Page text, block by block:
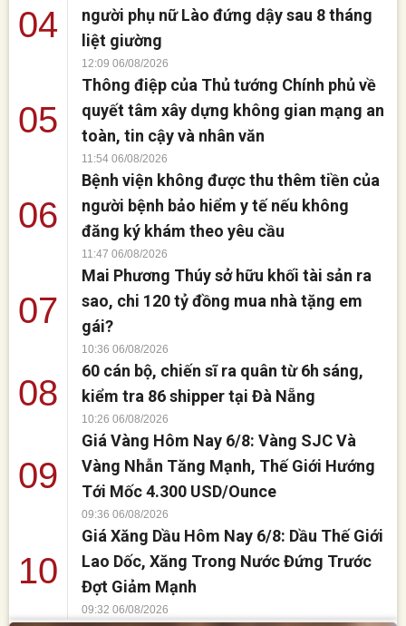
04
người phụ nữ Lào đứng dậy sau 8 tháng
liệt giường
12:09 06/08/2026
05
Thông điệp của Thủ tướng Chính phủ về
quyết tâm xây dựng không gian mạng an
toàn, tin cậy và nhân văn
11:54 06/08/2026
06
Bệnh viện không được thu thêm tiền của
người bệnh bảo hiểm y tế nếu không
đăng ký khám theo yêu cầu
11:47 06/08/2026
07
Mai Phương Thúy sở hữu khối tài sản ra
sao, chi 120 tỷ đồng mua nhà tặng em
gái?
10:36 06/08/2026
08
60 cán bộ, chiến sĩ ra quân từ 6h sáng,
kiểm tra 86 shipper tại Đà Nẵng
10:26 06/08/2026
09
Giá Vàng Hôm Nay 6/8: Vàng SJC Và
Vàng Nhẫn Tăng Mạnh, Thế Giới Hướng
Tới Mốc 4.300 USD/Ounce
09:36 06/08/2026
10
Giá Xăng Dầu Hôm Nay 6/8: Dầu Thế Giới
Lao Dốc, Xăng Trong Nước Đứng Trước
Đợt Giảm Mạnh
09:32 06/08/2026